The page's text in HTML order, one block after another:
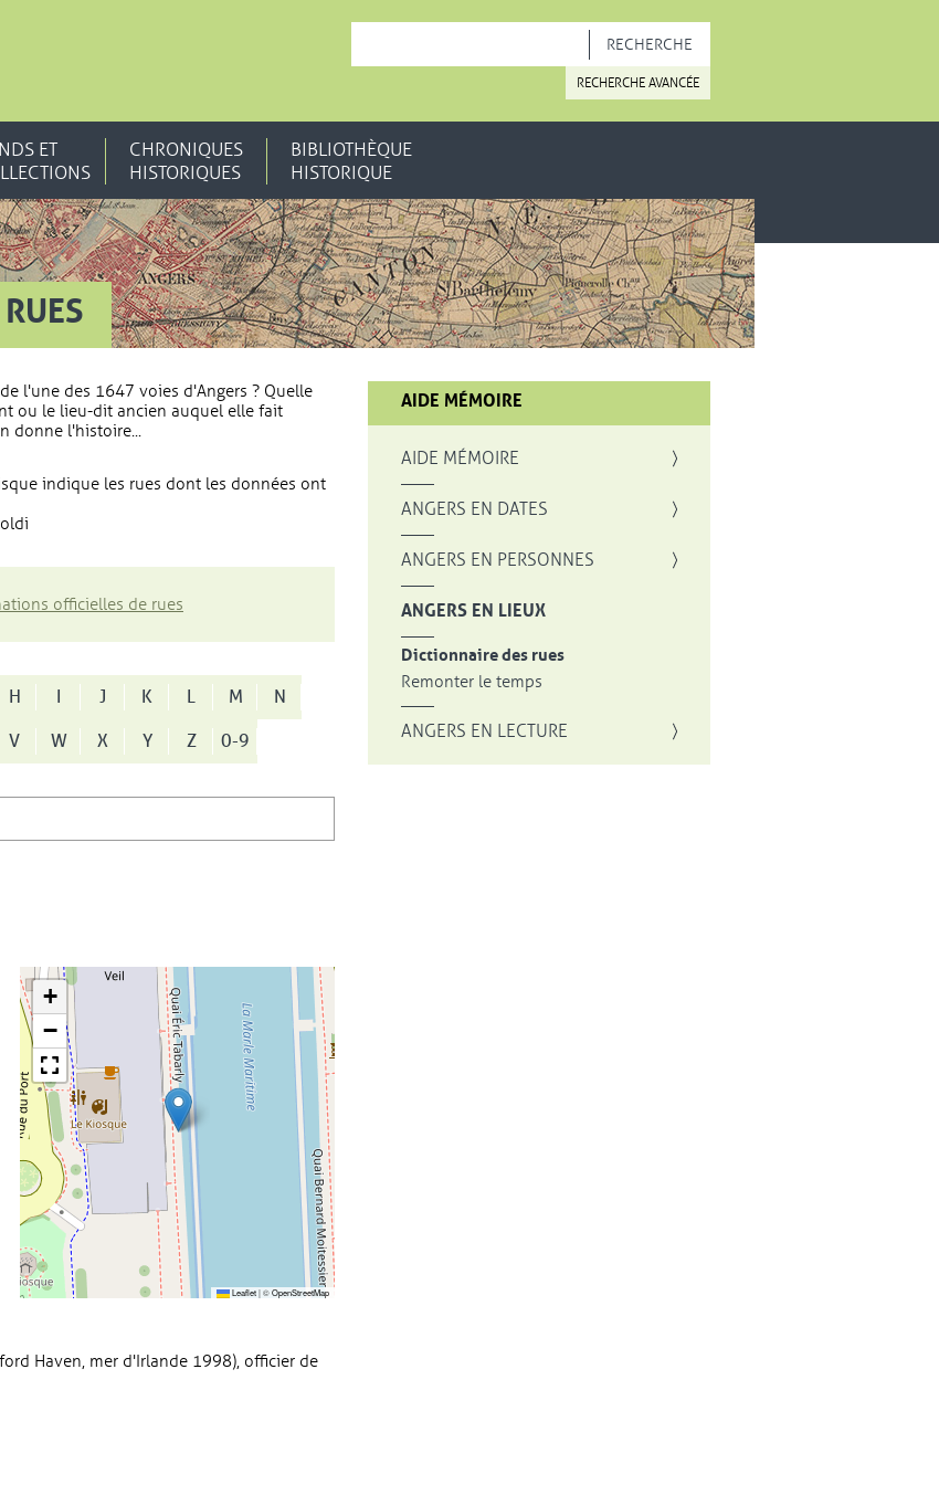
RECHERCHE AVANCÉE
ET
CHRONIQUES
HISTORIQUES
BIBLIOTHÈQUE
HISTORIQUE
l'une des 1647 voies d'Angers ? Quelle
ou le lieu-dit ancien auquel elle fait
donne l'histoire...
indique les rues dont les données ont
officielles de rues
H I J K L M
N
V W X Y Z 0-9
+
−
Leaflet|©OpenStreetMap
Haven, mer d'Irlande 1998), officier de
AIDE MÉMOIRE
AIDE MÉMOIRE
ANGERS EN DATES
ANGERS EN PERSONNES
ANGERS EN LIEUX
Dictionnaire des rues
Remonter le temps
ANGERS EN LECTURE